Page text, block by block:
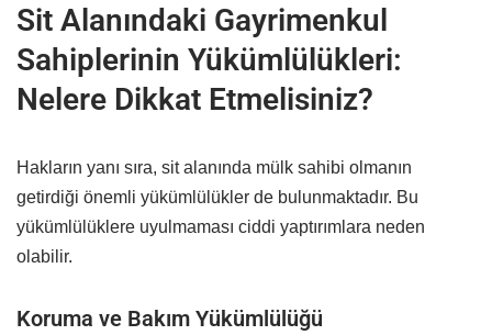
Sit Alanındaki Gayrimenkul
Sahiplerinin Yükümlülükleri:
Nelere Dikkat Etmelisiniz?
Hakların yanı sıra, sit alanında mülk sahibi olmanın
getirdiği önemli yükümlülükler de bulunmaktadır. Bu
yükümlülüklere uyulmaması ciddi yaptırımlara neden
olabilir.
Koruma ve Bakım Yükümlülüğü